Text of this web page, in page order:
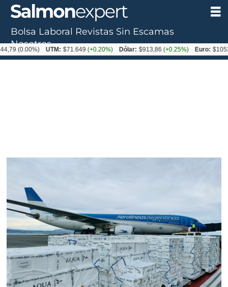
Bolsa Laboral Revistas Sin Escamas
Nosotros
UTM: $71.649(+0.20%) Dólar: $913,86(+0.25%) Euro: $1053,08(-